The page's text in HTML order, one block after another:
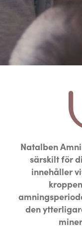
Natalben
särskilt för
innehåller
den